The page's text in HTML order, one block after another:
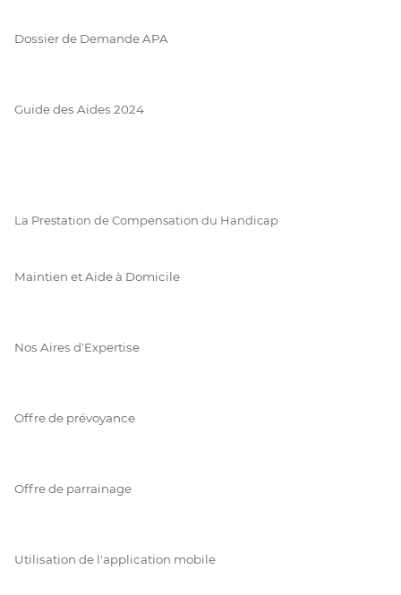
Dossier de Demande APA
Guide des Aides 2024
La Prestation de Compensation du Handicap
Maintien et Aide à Domicile
Nos Aires d'Expertise
Offre de prévoyance
Offre de parrainage
Utilisation de l'application mobile